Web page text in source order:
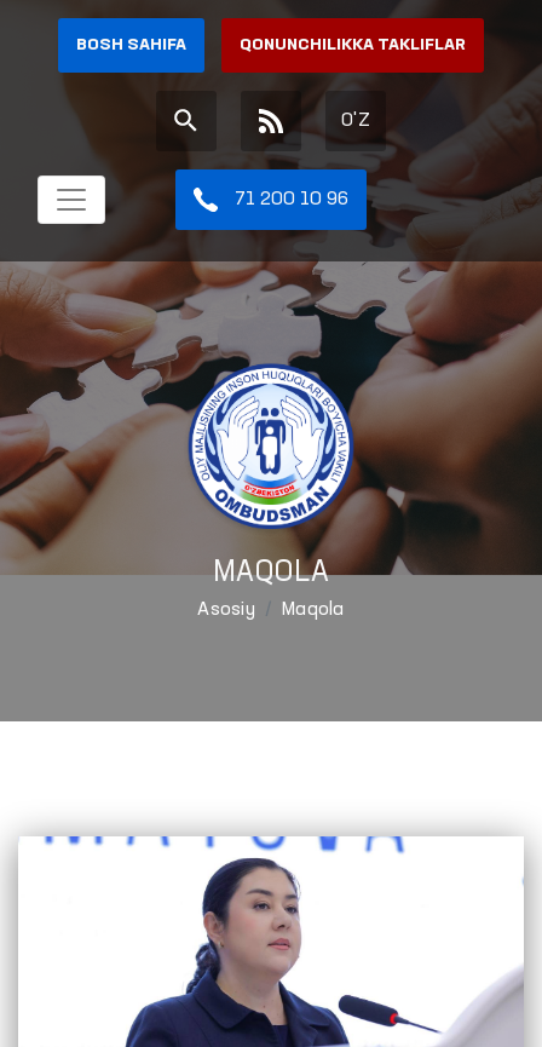
BOSH SAHIFA QONUNCHILIKKA TAKLIFLAR
O'Z
71 200 10 96
MAQOLA
Asosiy Maqola